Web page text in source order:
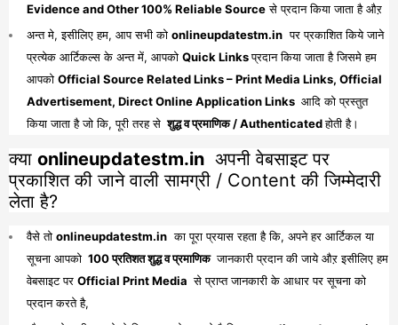
Evidence and Other 100% Reliable Sourceसे प्रदान किया जाता है औऱ
अन्त मे, इसीलिए हम, आप सभी को onlineupdatestm.in पर प्रकाशित किये जाने
प्रत्येक आर्टिकल्स के अन्त में, आपको Quick Linksप्रदान किया जाता है जिसमे हम
आपको Official Source Related Links – Print Media Links, Official
Advertisement, Direct Online Application Links आदि को प्रस्तुत
किया जाता है जो कि, पूरी तरह से शुद्ध व प्रमाणिक / Authenticatedहोती है।
क्या onlineupdatestm.in अपनी वेबसाइट पर
प्रकाशित की जाने वाली सामग्री / Content की जिम्मेदारी
लेता है?
वैसे तो onlineupdatestm.in का पूरा प्रयास रहता है कि, अपने हर आर्टिकल या
सूचना आपको 100 प्रतिशत शुद्ध व प्रमाणिक जानकारी प्रदान की जाये औऱ इसीलिए हम
वेबसाइट पर Official Print Media से प्राप्त जानकारी के आधार पर सूचना को
प्रदान करते है,